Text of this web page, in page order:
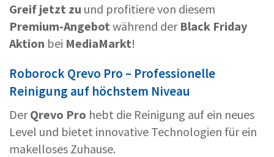
Greif jetzt zu und profitiere von diesem
Premium-Angebot während der Black Friday
Aktion bei MediaMarkt!
Roborock Qrevo Pro – Professionelle
Reinigung auf höchstem Niveau
DerQrevo Pro hebt die Reinigung auf ein neues
Level und bietet innovative Technologien für ein
makelloses Zuhause.